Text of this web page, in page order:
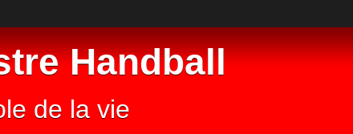
Handball
de la vie